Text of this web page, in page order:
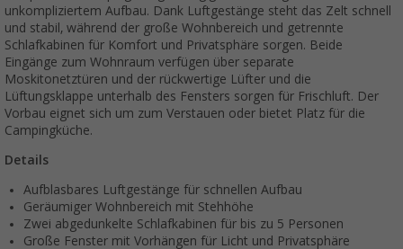
unkompliziertem Aufbau. Dank Luftgestänge steht das Zelt schnell
und stabil, während der große Wohnbereich und getrennte
Schlafkabinen für Komfort und Privatsphäre sorgen. Beide
Eingänge zum Wohnraum verfügen über separate
Moskitonetztüren und der rückwertige Lüfter und die
Lüftungsklappe unterhalb des Fensters sorgen für Frischluft. Der
Vorbau eignet sich um zum Verstauen oder bietet Platz für die
Campingküche.
Details
Aufblasbares Luftgestänge für schnellen Aufbau
Geräumiger Wohnbereich mit Stehhöhe
Zwei abgedunkelte Schlafkabinen für bis zu 5 Personen
Große Fenster mit Vorhängen für Licht und Privatsphäre